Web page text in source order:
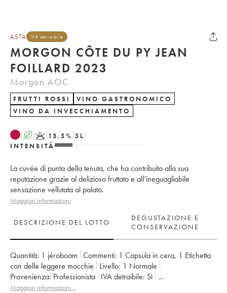
ASTA IVA detraibile
MORGON CÔTE DU PY JEAN
FOILLARD 2023
Morgon AOC
FRUTTI ROSSI
VINO GASTRONOMICO
VINO DA INVECCHIAMENTO
A K 13.5% 5 L
INTENSITÀ
La cuvée di punta della tenuta, che ha contribuito alla sua
reputazione grazie al delizioso fruttato e all’ineguagliabile
sensazione vellutata al palato.
Maggiori informazioni
DESCRIZIONE DEL LOTTO
DEGUSTAZIONE E
CONSERVAZIONE
Quantità: 1 jéroboam Commenti: 1 Capsula in cera, 1 Etichetta
con delle leggere macchie
Livello: 1 Normale
Provenienza:
professionista IVA detraibile:
sì
Regione: Beaujolais
Maggiori informazioni…